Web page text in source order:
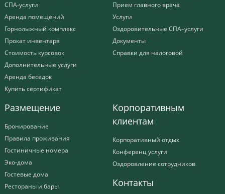
СПА-услуги
Аренда помещений
Горнолыжный комплекс
Прокат инвентаря
Стоимость курсовок
Дополнительные услуги
Аренда беседок
Купить сертификат
Прием главного врача
Услуги
Оздоровительные СПА–услуги
Документы
Справки для налоговой
Размещение
Бронирование
Правила проживания
Гостиничные номера
Эко-дома
Гостевые дома
Рестораны и бары
Корпоративным
клиентам
Корпоративный отдых
Конференц услуги
Оздоровление сотрудников
Контакты